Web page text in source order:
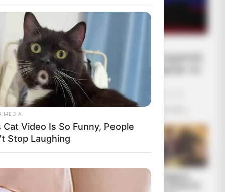
2)
σπεύδουν
ή
Οι ουκρανικές
αντεπιθέσεις και η ρωσική
στρατηγική που θυμίζει το
Κουρσκ- Μια...
Τετάρτη, 5 Οκτωβρίου 2022, 10:22
Οι ουκρανικές αντεπιθέσεις και η...
MEDIA
Cat Video Is So Funny, People
Stop Laughing